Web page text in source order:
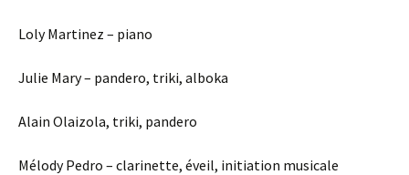
Loly Martinez – piano
Julie Mary – pandero, triki, alboka
Alain Olaizola, triki, pandero
Mélody Pedro – clarinette, éveil, initiation musicale